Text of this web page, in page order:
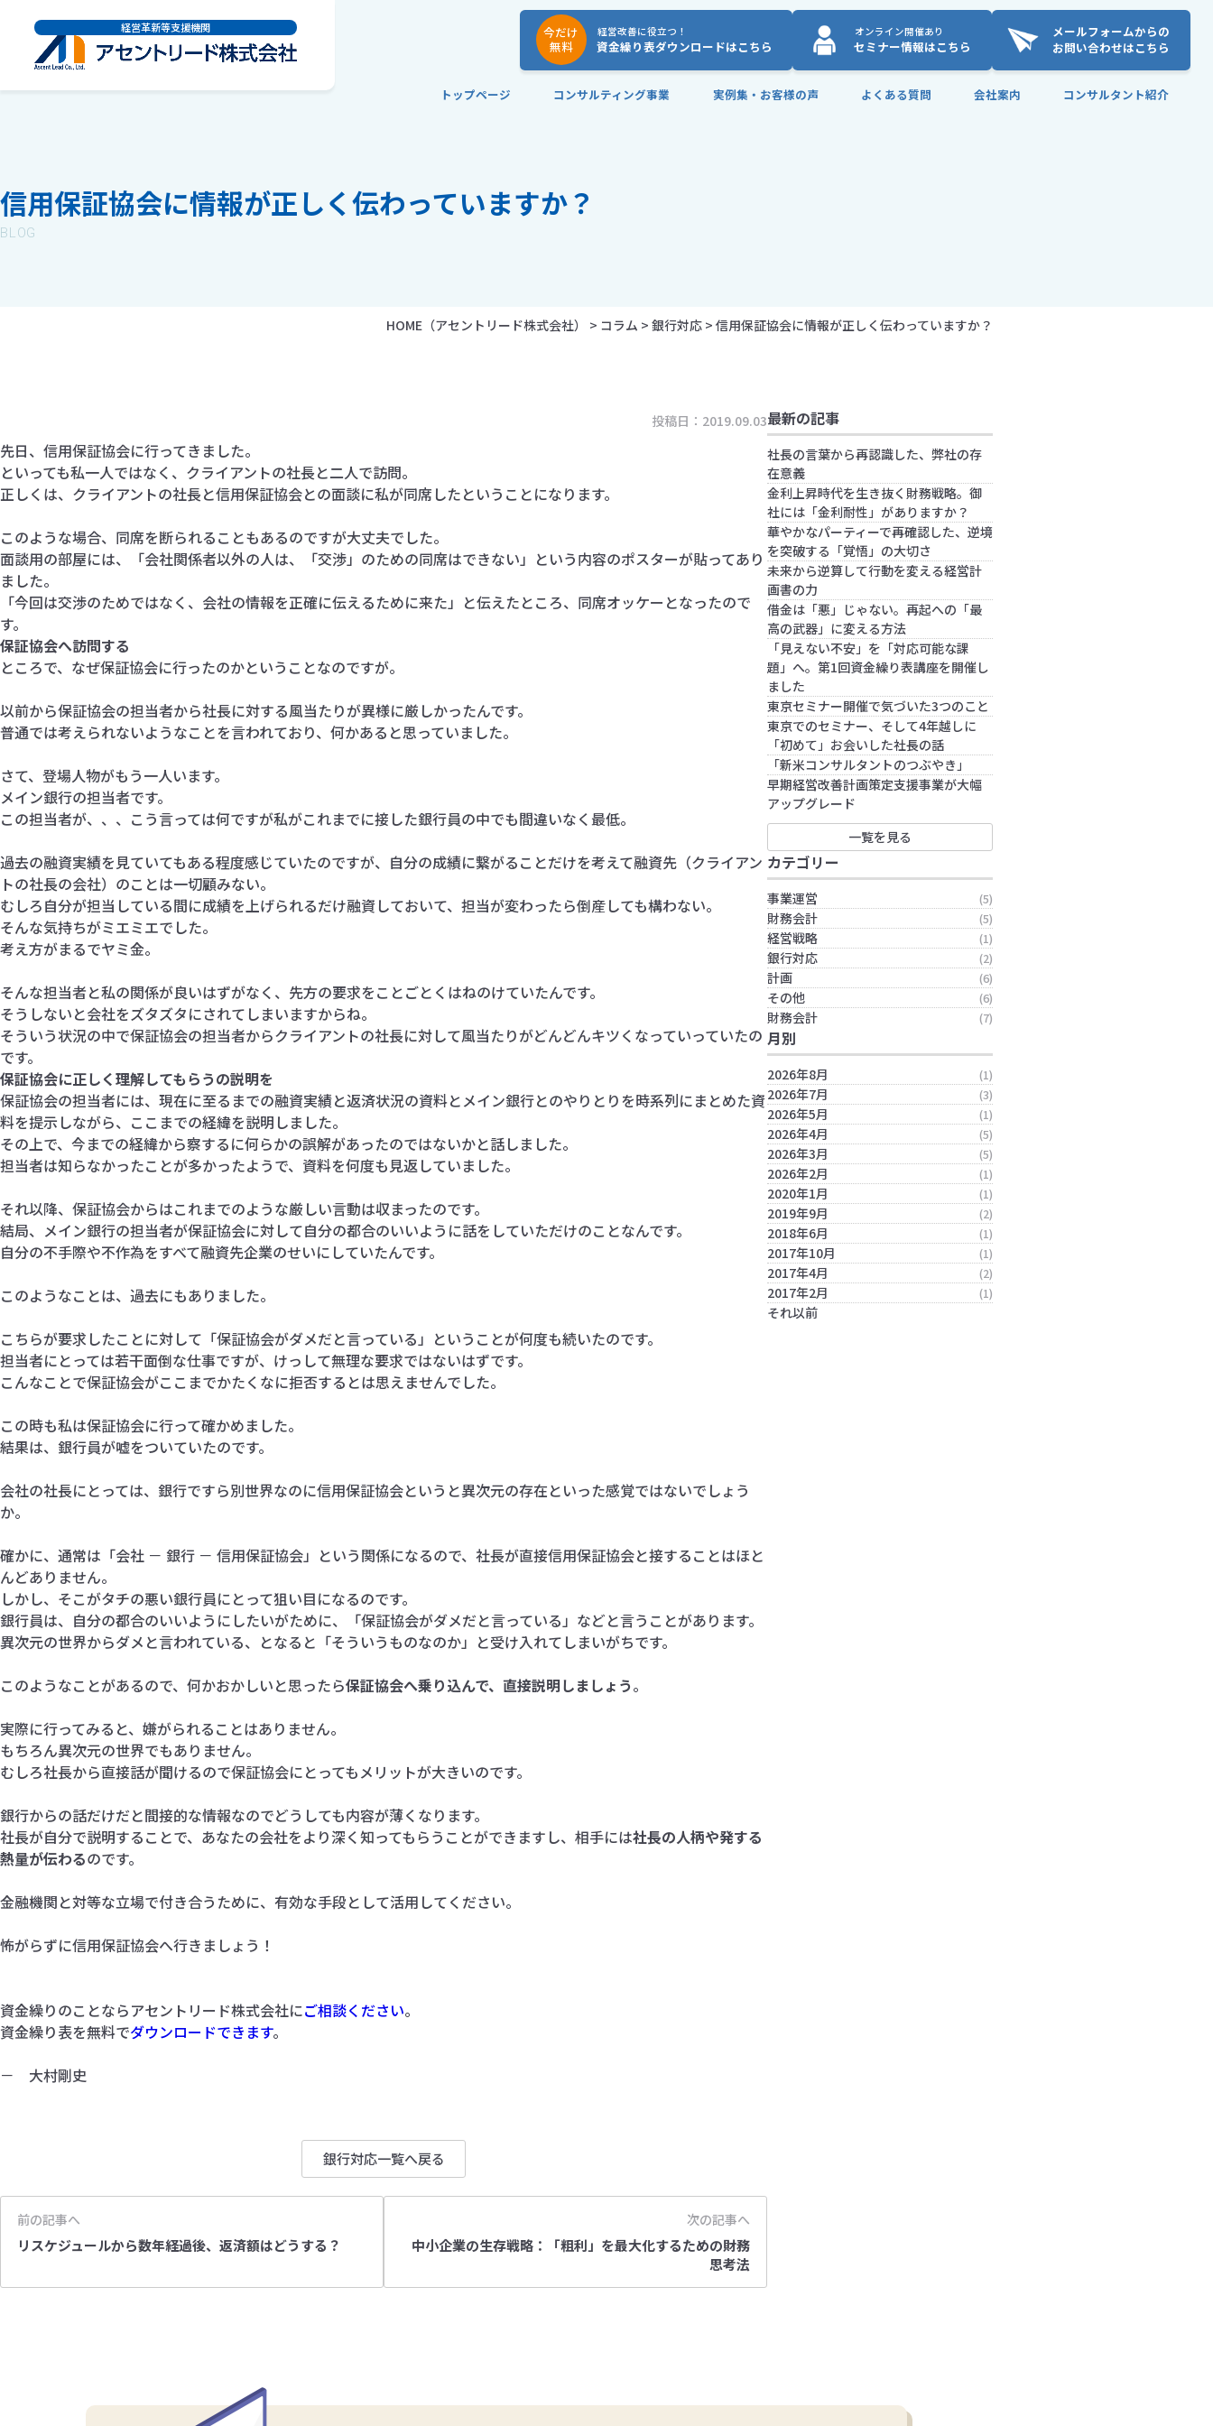
経営革新等支援機関
今だけ
無料
経営改善に役立つ！
資金繰り表ダウンロードはこちら
オンライン開催あり
セミナー情報はこちら
メールフォームからの
お問い合わせはこちら
トップページ コンサルティング事業 実例集・お客様の声 よくある質問 会社案内 コンサルタント紹介
信用保証協会に情報が正しく伝わっていますか？
BLOG
HOME （アセントリード株式会社） > コラム > 銀行対応 > 信用保証協会に情報が正しく伝わっていますか？
投稿日：2019.09.03
先日、信用保証協会に行ってきました。
といっても私一人ではなく、クライアントの社長と二人で訪問。
正しくは、クライアントの社長と信用保証協会との面談に私が同席したということになります。
このような場合、同席を断られることもあるのですが大丈夫でした。
面談用の部屋には、「会社関係者以外の人は、「交渉」のための同席はできない」という内容のポスターが貼ってあり
ました。
「今回は交渉のためではなく、会社の情報を正確に伝えるために来た」と伝えたところ、同席オッケーとなったので
す。
保証協会へ訪問する
ところで、なぜ保証協会に行ったのかということなのですが。
以前から保証協会の担当者から社長に対する風当たりが異様に厳しかったんです。
普通では考えられないようなことを言われており、何かあると思っていました。
さて、登場人物がもう一人います。
メイン銀行の担当者です。
この担当者が、、、こう言っては何ですが私がこれまでに接した銀行員の中でも間違いなく最低。
過去の融資実績を見ていてもある程度感じていたのですが、自分の成績に繋がることだけを考えて融資先（クライアン
トの社長の会社）のことは一切顧みない。
むしろ自分が担当している間に成績を上げられるだけ融資しておいて、担当が変わったら倒産しても構わない。
そんな気持ちがミエミエでした。
考え方がまるでヤミ金。
そんな担当者と私の関係が良いはずがなく、先方の要求をことごとくはねのけていたんです。
そうしないと会社をズタズタにされてしまいますからね。
そういう状況の中で保証協会の担当者からクライアントの社長に対して風当たりがどんどんキツくなっていっていたの
です。
保証協会に正しく理解してもらうの説明を
保証協会の担当者には、現在に至るまでの融資実績と返済状況の資料とメイン銀行とのやりとりを時系列にまとめた資
料を提示しながら、ここまでの経緯を説明しました。
その上で、今までの経緯から察するに何らかの誤解があったのではないかと話しました。
担当者は知らなかったことが多かったようで、資料を何度も見返していました。
それ以降、保証協会からはこれまでのような厳しい言動は収まったのです。
結局、メイン銀行の担当者が保証協会に対して自分の都合のいいように話をしていただけのことなんです。
自分の不手際や不作為をすべて融資先企業のせいにしていたんです。
このようなことは、過去にもありました。
こちらが要求したことに対して「保証協会がダメだと言っている」ということが何度も続いたのです。
担当者にとっては若干面倒な仕事ですが、けっして無理な要求ではないはずです。
こんなことで保証協会がここまでかたくなに拒否するとは思えませんでした。
この時も私は保証協会に行って確かめました。
結果は、銀行員が嘘をついていたのです。
会社の社長にとっては、銀行ですら別世界なのに信用保証協会というと異次元の存在といった感覚ではないでしょう
か。
確かに、通常は「会社 － 銀行 － 信用保証協会」という関係になるので、社長が直接信用保証協会と接することはほと
んどありません。
しかし、そこがタチの悪い銀行員にとって狙い目になるのです。
銀行員は、自分の都合のいいようにしたいがために、「保証協会がダメだと言っている」などと言うことがあります。
異次元の世界からダメと言われている、となると「そういうものなのか」と受け入れてしまいがちです。
このようなことがあるので、何かおかしいと思ったら保証協会へ乗り込んで、直接説明しましょう。
実際に行ってみると、嫌がられることはありません。
もちろん異次元の世界でもありません。
むしろ社長から直接話が聞けるので保証協会にとってもメリットが大きいのです。
銀行からの話だけだと間接的な情報なのでどうしても内容が薄くなります。
社長が自分で説明することで、あなたの会社をより深く知ってもらうことができますし、相手には社長の人柄や発する
熱量が伝わるのです。
金融機関と対等な立場で付き合うために、有効な手段として活用してください。
怖がらずに信用保証協会へ行きましょう！
資金繰りのことならアセントリード株式会社にご相談ください。
資金繰り表を無料でダウンロードできます。
－ 大村剛史
銀行対応一覧へ戻る
前の記事へ
リスケジュールから数年経過後、返済額はどうする？
次の記事へ
中小企業の生存戦略：「粗利」を最大化するための財務
思考法
最新の記事
社長の言葉から再認識した、弊社の存
在意義
金利上昇時代を生き抜く財務戦略。御
社には「金利耐性」がありますか？
華やかなパーティーで再確認した、逆境
を突破する「覚悟」の大切さ
未来から逆算して行動を変える経営計
画書の力
借金は「悪」じゃない。再起への「最
高の武器」に変える方法
「見えない不安」を「対応可能な課
題」へ。第1回資金繰り表講座を開催し
ました
東京セミナー開催で気づいた3つのこと
東京でのセミナー、そして4年越しに
「初めて」お会いした社長の話
「新米コンサルタントのつぶやき」
早期経営改善計画策定支援事業が大幅
アップグレード
一覧を見る
カテゴリー
事業運営 (5)
財務会計 (5)
経営戦略 (1)
銀行対応 (2)
計画 (6)
その他 (6)
財務会計 (7)
月別
2026年8月 (1)
2026年7月 (3)
2026年5月 (1)
2026年4月 (5)
2026年3月 (5)
2026年2月 (1)
2020年1月 (1)
2019年9月 (2)
2018年6月 (1)
2017年10月 (1)
2017年4月 (2)
2017年2月 (1)
それ以前